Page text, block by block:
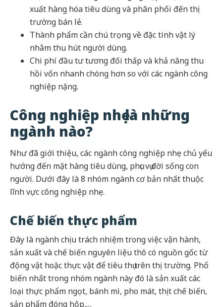
xuất hàng hóa tiêu dùng và phân phối đến thị
trường bán lẻ.
Thành phẩm cần chú trọng về đặc tính vật lý
nhằm thu hút người dùng.
Chi phí đầu tư tương đối thấp và khả năng thu
hồi vốn nhanh chóng hơn so với các ngành công
nghiệp nặng.
Công nghiệp nhẹ là những
ngành nào?
Như đã giới thiệu, các ngành công nghiệp nhẹ chủ yếu
hướng đến mặt hàng tiêu dùng, phục vụ đời sống con
người. Dưới đây là 8 nhóm ngành cơ bản nhất thuộc
lĩnh vực công nghiệp nhẹ.
Chế biến thực phẩm
Đây là ngành chịu trách nhiệm trong việc vận hành,
sản xuất và chế biến nguyên liệu thô có nguồn gốc từ
động vật hoặc thực vật để tiêu thụ trên thị trường. Phổ
biến nhất trong nhóm ngành này đó là sản xuất các
loại thực phẩm ngọt, bánh mì, pho mát, thịt chế biến,
sản phẩm đóng hộp,…